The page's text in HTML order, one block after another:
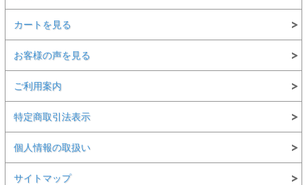
カートを見る
お客様の声を見る
ご利用案内
特定商取引法表示
個人情報の取扱い
サイトマップ